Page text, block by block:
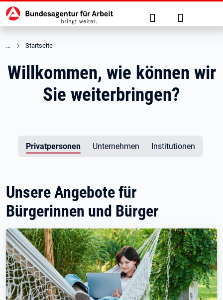
zu den Hauptinhalten springen
Hauptnavigation Suche Anmelden
Startseite
Willkommen, wie können wir
Sie weiterbringen?
Privatpersonen Unternehmen Institutionen
Unsere Angebote für
Bürgerinnen und Bürger